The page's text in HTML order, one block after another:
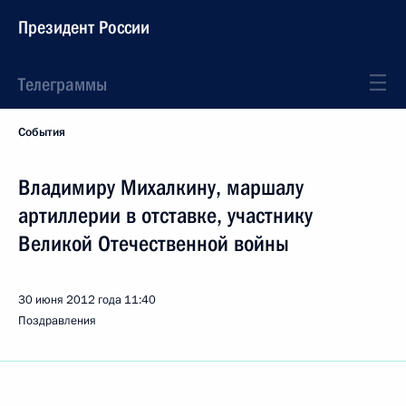
Президент России
Телеграммы
События
Владимиру Михалкину, маршалу
артиллерии в отставке, участнику
Великой Отечественной войны
30 июня 2012 года 11:40
Поздравления